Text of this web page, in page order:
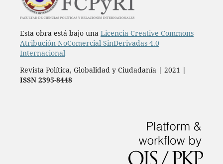
Esta obra está bajo una Licencia Creative Commons
Atribución-NoComercial-SinDerivadas 4.0
Internacional
Revista Política, Globalidad y Ciudadanía | 2021 |
ISSN 2395-8448